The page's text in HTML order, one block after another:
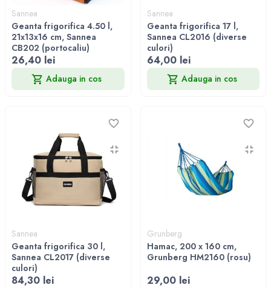
Sannea
Geanta frigorifica 4.50 l,
21x13x16 cm, Sannea
CB202 (portocaliu)
26,40 lei
Adauga in cos
Sannea
Geanta frigorifica 17 l,
Sannea CL2016 (diverse
culori)
64,00 lei
Adauga in cos
Sannea
Geanta frigorifica 30 l,
Sannea CL2017 (diverse
culori)
84,30 lei
Grunberg
Hamac, 200 x 160 cm,
Grunberg HM2160 (rosu)
29,00 lei